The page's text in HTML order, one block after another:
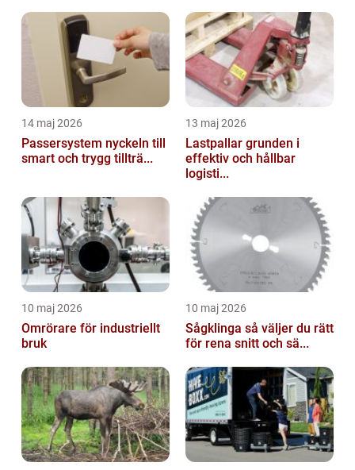
14 maj 2026
Passersystem nyckeln till
smart och trygg tillträ...
13 maj 2026
Lastpallar grunden i
effektiv och hållbar
logisti...
10 maj 2026
Omrörare för industriellt
bruk
10 maj 2026
Sågklinga så väljer du rätt
för rena snitt och sä...